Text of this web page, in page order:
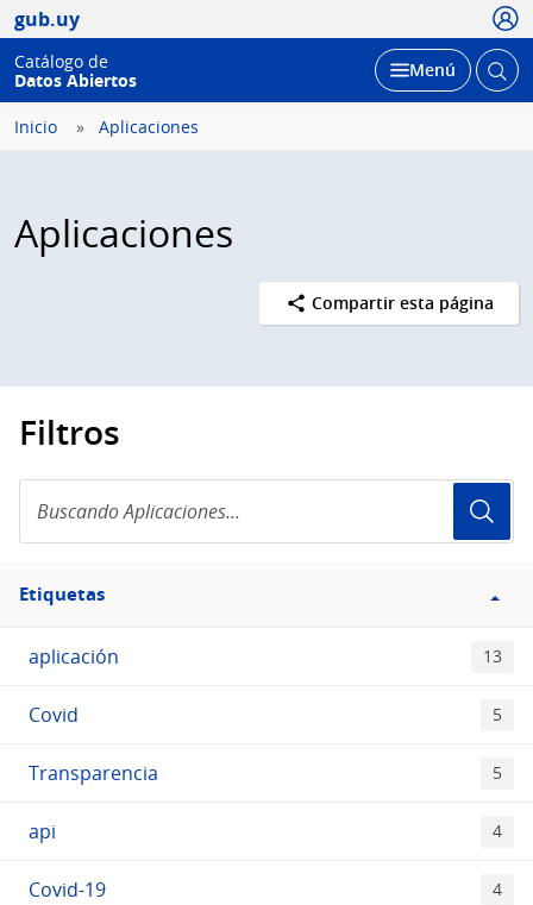
gub.uy
Catálogo de
Datos Abiertos
Desplegar
Menú Abrir
Inicio Aplicaciones
Aplicaciones
Compartir esta página
Filtros
Aplicaciones...
Filtro
Etiquetas
Etiquetas
aplicación 13
Covid 5
Transparencia 5
api 4
Covid-19 4